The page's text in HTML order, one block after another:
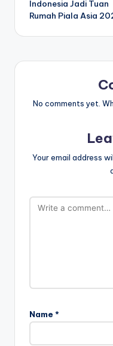
Indonesia Jadi Tuan
Rumah Piala Asia
No comments yet.
Your email address
Name *